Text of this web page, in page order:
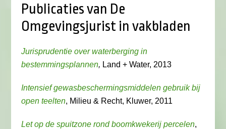
Publicaties van De
Omgevingsjurist in vakbladen
Jurisprudentie over waterberging in
bestemmingsplannen, Land + Water, 2013
Intensief gewasbeschermingsmiddelen gebruik bij
open teelten, Milieu & Recht, Kluwer, 2011
Let op de spuitzone rond boomkwekerij percelen,